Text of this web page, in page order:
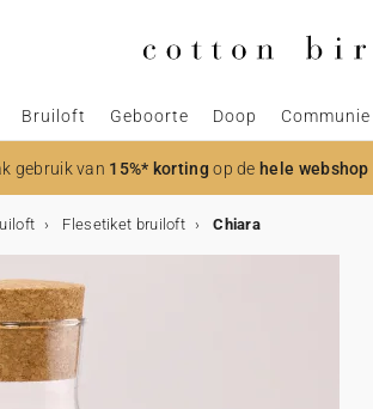
Bruiloft Geboorte Doop Communie
gebruik van 15%* kortingop dehele webshop
Flesetiket bruiloft Chiara